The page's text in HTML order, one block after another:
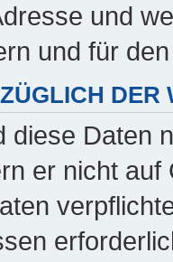
und
und für
DER
diese Daten
er nicht